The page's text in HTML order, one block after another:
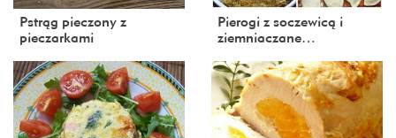
Pstrąg pieczony z
pieczarkami
Pierogi z soczewicą i
ziemniaczane…